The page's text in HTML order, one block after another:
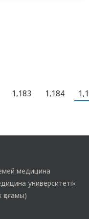
1,183 1,184
медицина
университеті»